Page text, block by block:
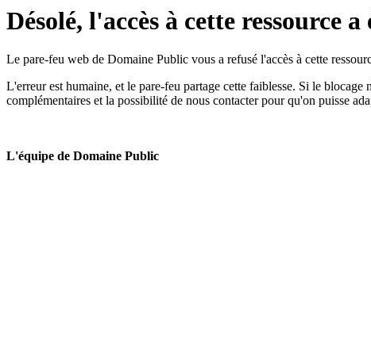
Désolé, l'accès à cette ressource
Le pare-feu web de Domaine Public vous a refusé l'accès à cette
L'erreur est humaine, et le pare-feu partage cette faiblesse. Si le
complémentaires et la possibilité de nous contacter pour qu'on puisse
L'équipe de Domaine Public